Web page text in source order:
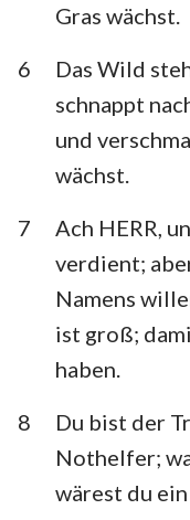
Gras wächst.
6
Das Wild
schnappt
und
wächst.
7
Ach HERR,
verdient;
Namens
ist groß;
haben.
8
Du bist der
Nothelfer;
wärest du